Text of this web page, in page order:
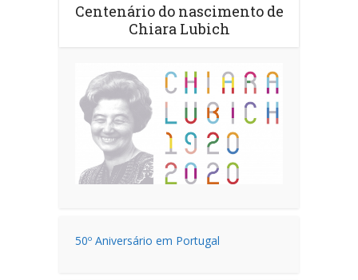
Centenário do nascimento de
Chiara Lubich
50º Aniversário em Portugal